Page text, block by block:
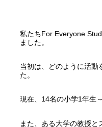
私たちFor Everyone
ました。
当初は、どのように活動
た。
現在、14名の小学1年生
また、ある大学の教授と